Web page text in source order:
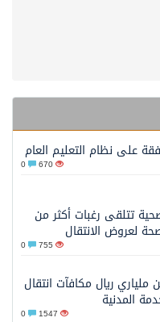
على نظام التعليم العام
670
الصحية تتلقى رغبات أكثر من
755
ملياري ريال مكافآت انتقال
المدنية
1547